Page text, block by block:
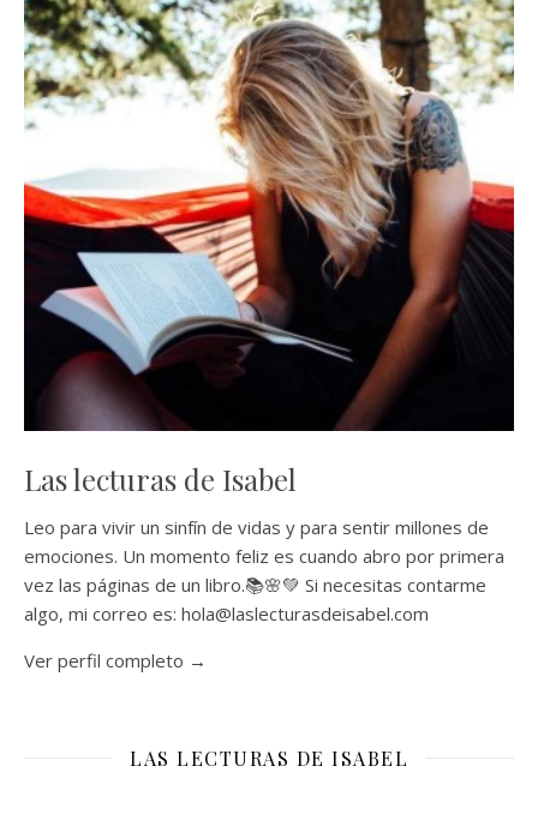
Las lecturas de Isabel
Leo para vivir un sinfín de vidas y para sentir millones de
emociones. Un momento feliz es cuando abro por primera
vez las páginas de un libro.📚🌸💚 Si necesitas contarme
algo, mi correo es: hola@laslecturasdeisabel.com
Ver perfil completo →
LAS LECTURAS DE ISABEL